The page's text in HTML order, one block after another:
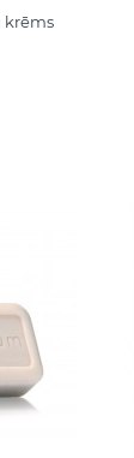
krēms